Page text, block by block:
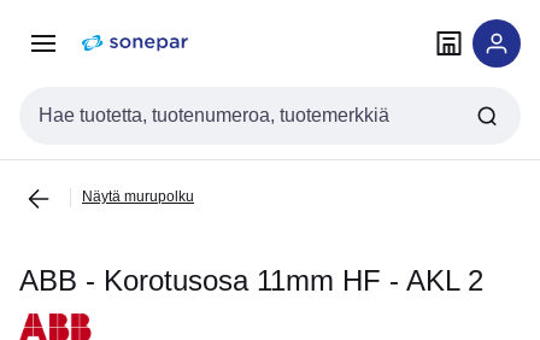
navigointiinsisältöön
Haku
Näytä murupolku
ABB - Korotusosa 11mm HF - AKL 2